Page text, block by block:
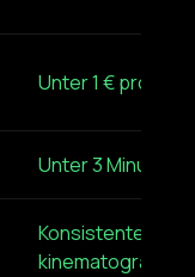
Unter 1 € pro Clip
Unter 3 Minuten
Konsistente